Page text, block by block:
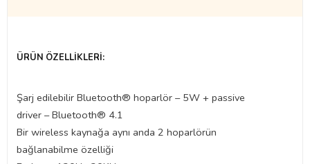
ÜRÜN ÖZELLİKLERİ:
Şarj edilebilir Bluetooth® hoparlör – 5W + passive
driver – Bluetooth® 4.1
Bir wireless kaynağa aynı anda 2 hoparlörün
bağlanabilme özelliği